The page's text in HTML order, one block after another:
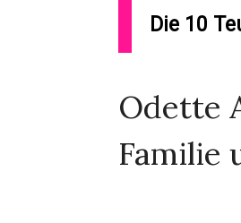
Die 10
Odette
Familie